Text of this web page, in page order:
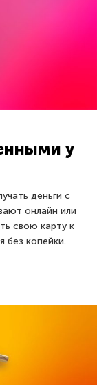
у
деньги с
онлайн или
свою карту к
без копейки.